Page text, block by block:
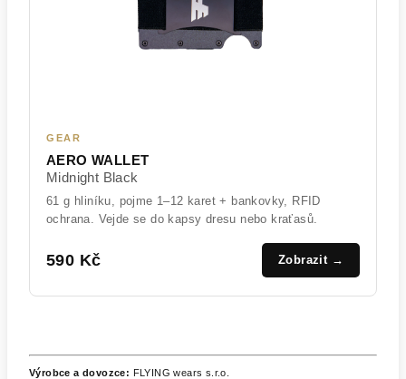
GEAR
AERO WALLET
Midnight Black
61 g hliníku, pojme 1–12 karet + bankovky, RFID
ochrana. Vejde se do kapsy dresu nebo kraťasů.
590 Kč Zobrazit →
Výrobce a dovozce: FLYING wears s.r.o.